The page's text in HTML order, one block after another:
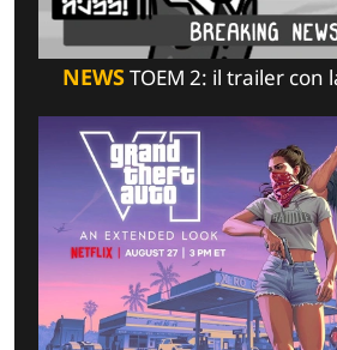
NEWSTOEM 2: il trailer con